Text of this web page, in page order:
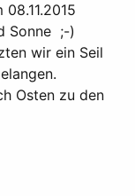
Sonne ;-)
wir ein Seil
Osten zu den